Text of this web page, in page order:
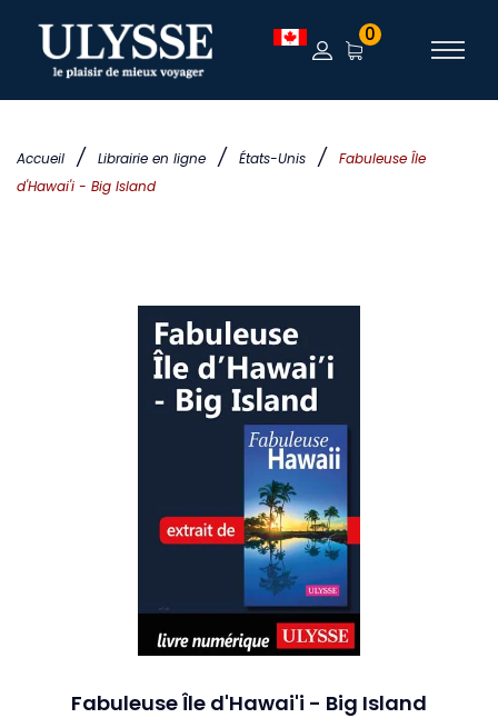
Accueil / Librairie en ligne / États-Unis /
Fabuleuse Île
d'Hawai'i - Big Island
0
Fabuleuse Île d'Hawai'i - Big Island